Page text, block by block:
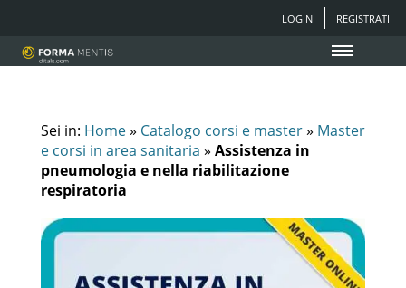
LOGIN REGISTRATI
Sei in: Home» Catalogo corsi e master» Master
e corsi in area sanitaria » Assistenza in
pneumologia e nella riabilitazione
respiratoria